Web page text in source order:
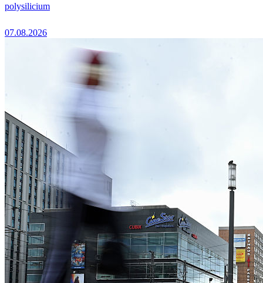
polysilicium
07.08.2026